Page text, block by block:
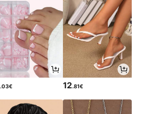
.03€ 12.81€